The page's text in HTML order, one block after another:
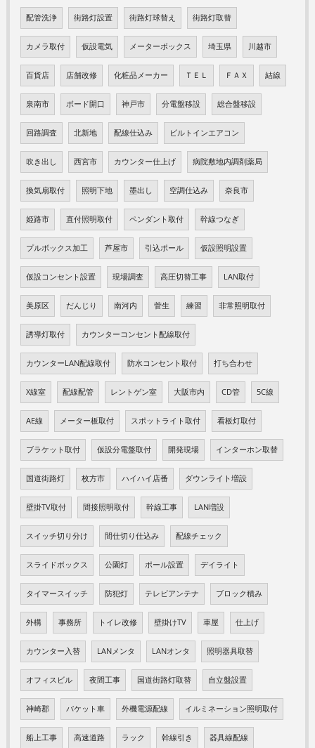
配管洗浄 街路灯設置 街路灯球替え 街路灯取替
カメラ取付 仮設電気 メーターボックス 埼玉県 川越市
百貨店 店舗改修 化粧品メーカー ＴＥＬ ＦＡＸ 結線
泉南市 ボード開口 神戸市 分電盤移設 総合盤移設
回路調査 北新地 配線仕込み ビルトインエアコン
吹き出し 西宮市 カウンター仕上げ 病院敷地内調剤薬局
換気扇取付 照明下地 墨出し 空調仕込み 奈良市
姫路市 直付照明取付 ペンダント取付 幹線つなぎ
プルボックス加工 芦屋市 引込ポール 仮設照明設置
仮設コンセント設置 現場調査 高圧切替工事 LAN取付
美原区 だんじり 南河内 菅生 練習 非常照明取付
誘導灯取付 カウンターコンセント配線取付
カウンターLAN配線取付 防水コンセント取付 打ち合わせ
X線室 配線配管 レントゲン室 大阪市内 CD管 5C線
AE線 メーター板取付 スポットライト取付 看板灯取付
ブラケット取付 仮設分電盤取付 開発現場 インターホン取替
国道街路灯 枚方市 ハイハイ店番 ダウンライト増設
壁掛TV取付 間接照明取付 幹線工事 LAN増設
スイッチ切り分け 間仕切り仕込み 配線チェック
スライドボックス 公園灯 ポール設置 デイライト
タイマースイッチ 防犯灯 テレビアンテナ ブロック積み
外構 事務所 トイレ改修 壁掛けTV 車屋 仕上げ
カウンター入替 LANメンタ LANオンタ 照明器具取替
オフィスビル 夜間工事 国道街路灯取替 自立盤設置
神崎郡 バケット車 外機電源配線 イルミネーション照明取付
船上工事 高速道路 ラック 幹線引き 器具線配線